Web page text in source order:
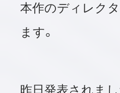
本作のディレク
ます。
昨日発表されまし